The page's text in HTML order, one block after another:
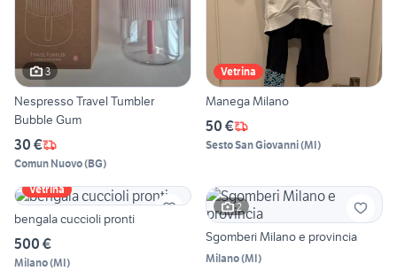
3
Nespresso Travel Tumbler
Bubble Gum
30 €
Comun Nuovo(BG)
Vetrina
Manega Milano
50 €
Sesto San Giovanni(MI)
Vetrina
bengala cuccioli pronti
500 €
Milano(MI)
2
Sgomberi Milano e provincia
Milano(MI)